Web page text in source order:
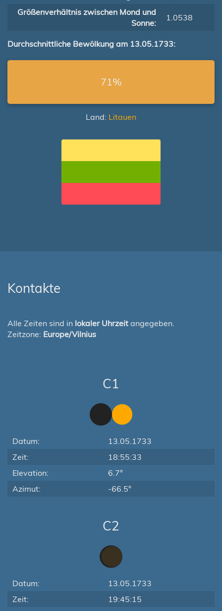
Größenverhältnis zwischen Mond und
Sonne:
1.0538
Durchschnittliche Bewölkung am 13.05.1733:
71%
Land: Litauen
Kontakte
Alle Zeiten sind in lokaler Uhrzeit angegeben.
Zeitzone: Europe/Vilnius
C1
Datum:
13.05.1733
Zeit:
18:55:33
Elevation:
6.7°
Azimut:
-66.5°
C2
Datum:
13.05.1733
Zeit:
19:45:15